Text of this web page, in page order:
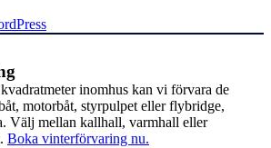
inomhus kan vi förvara de
motorbåt, styrpulpet eller flybridge,
Välj mellan kallhall, varmhall eller
Boka vinterförvaring nu.